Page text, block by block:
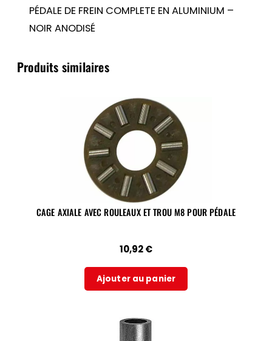
ANODISÉ
PÉDALE DE FREIN COMPLETE EN ALUMINIUM –
NOIR ANODISÉ
Produits similaires
CAGE AXIALE AVEC ROULEAUX ET TROU M8 POUR PÉDALE
10,92€
Ajouter au panier